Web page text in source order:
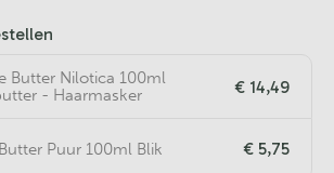
Butter Nilotica 100ml
- Haarmasker
€ 14,49
Puur 100ml Blik € 5,75